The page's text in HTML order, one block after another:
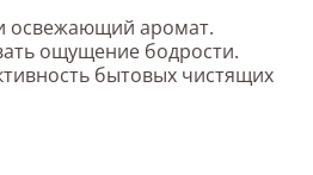
освежающий аромат.
ощущение бодрости.
бытовых чистящих